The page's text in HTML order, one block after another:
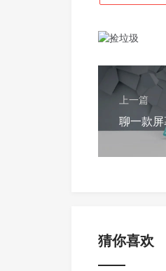
上一篇
聊一款
猜你喜欢